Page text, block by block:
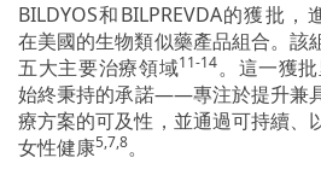
BILDYOS和BILPREVDA的獲批
在美國的生物類似藥產品組合。該
五大主要治療領域11-14。這一獲
始終秉持的承諾——專注於提升兼
療方案的可及性，並通過可持續、
女性健康5,7,8。